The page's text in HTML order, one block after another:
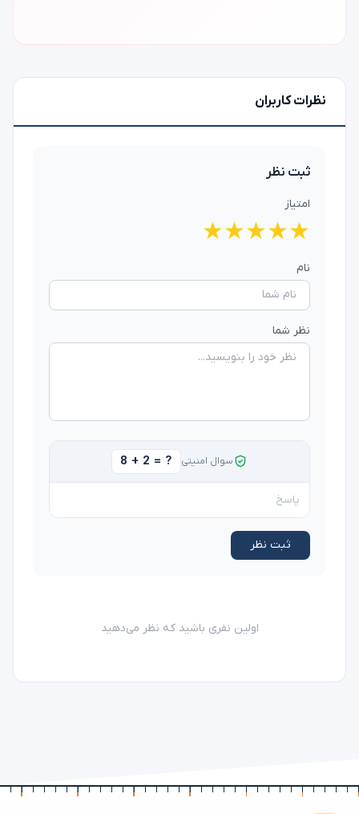
نظرات کاربران
ثبت نظر
امتیاز
★
★
★
★
★
نام
نظر شما
سوال امنیتی 8 + 2 = ?
ثبت نظر
اولین نفری باشید که نظر می‌دهید